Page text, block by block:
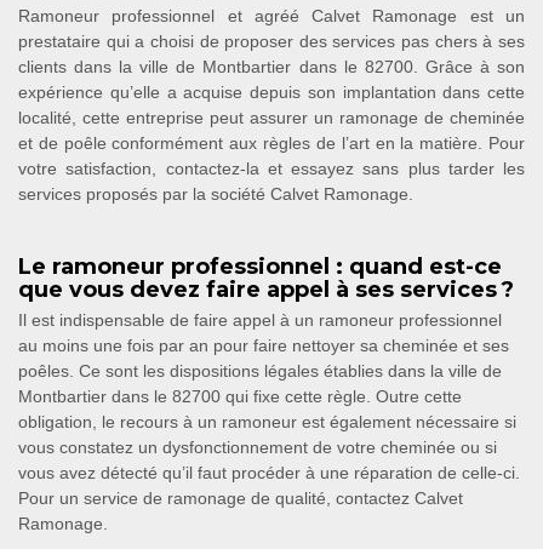
Ramoneur professionnel et agréé Calvet Ramonage est un
prestataire qui a choisi de proposer des services pas chers à ses
clients dans la ville de Montbartier dans le 82700. Grâce à son
expérience qu’elle a acquise depuis son implantation dans cette
localité, cette entreprise peut assurer un ramonage de cheminée
et de poêle conformément aux règles de l’art en la matière. Pour
votre satisfaction, contactez-la et essayez sans plus tarder les
services proposés par la société Calvet Ramonage.
Le ramoneur professionnel : quand est-ce
que vous devez faire appel à ses services ?
Il est indispensable de faire appel à un ramoneur professionnel
au moins une fois par an pour faire nettoyer sa cheminée et ses
poêles. Ce sont les dispositions légales établies dans la ville de
Montbartier dans le 82700 qui fixe cette règle. Outre cette
obligation, le recours à un ramoneur est également nécessaire si
vous constatez un dysfonctionnement de votre cheminée ou si
vous avez détecté qu’il faut procéder à une réparation de celle-ci.
Pour un service de ramonage de qualité, contactez Calvet
Ramonage.